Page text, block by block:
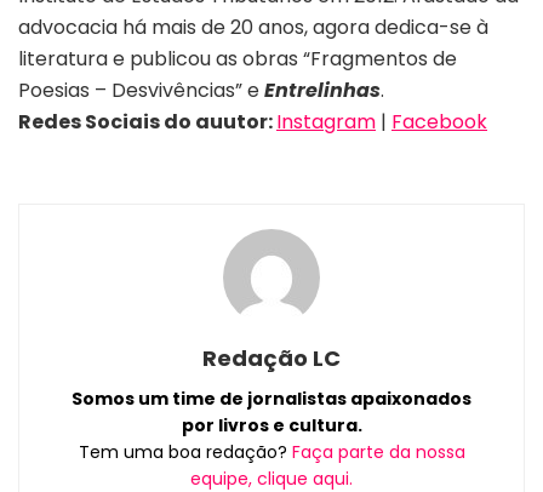
advocacia há mais de 20 anos, agora dedica-se à
literatura e publicou as obras “Fragmentos de
Poesias – Desvivências” eEntrelinhas.
Redes Sociais do auutor:Instagram | Facebook
Redação LC
Somos um time de jornalistas apaixonados
por livros e cultura.
Tem uma boa redação? Faça parte da nossa
equipe, clique aqui.